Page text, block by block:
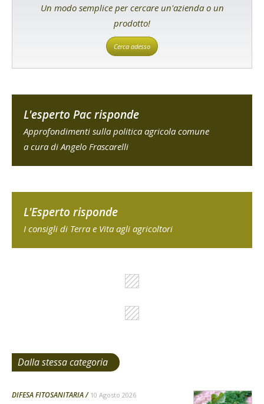
Un modo semplice per cercare un'azienda o un
prodotto!
Cerca adesso
L'esperto Pac risponde
Approfondimenti sulla politica agricola comune
a cura di Angelo Frascarelli
L'Esperto risponde
I consigli di Terra e Vita agli agricoltori
Dalla stessa categoria
DIFESA FITOSANITARIA 10 Agosto 2026